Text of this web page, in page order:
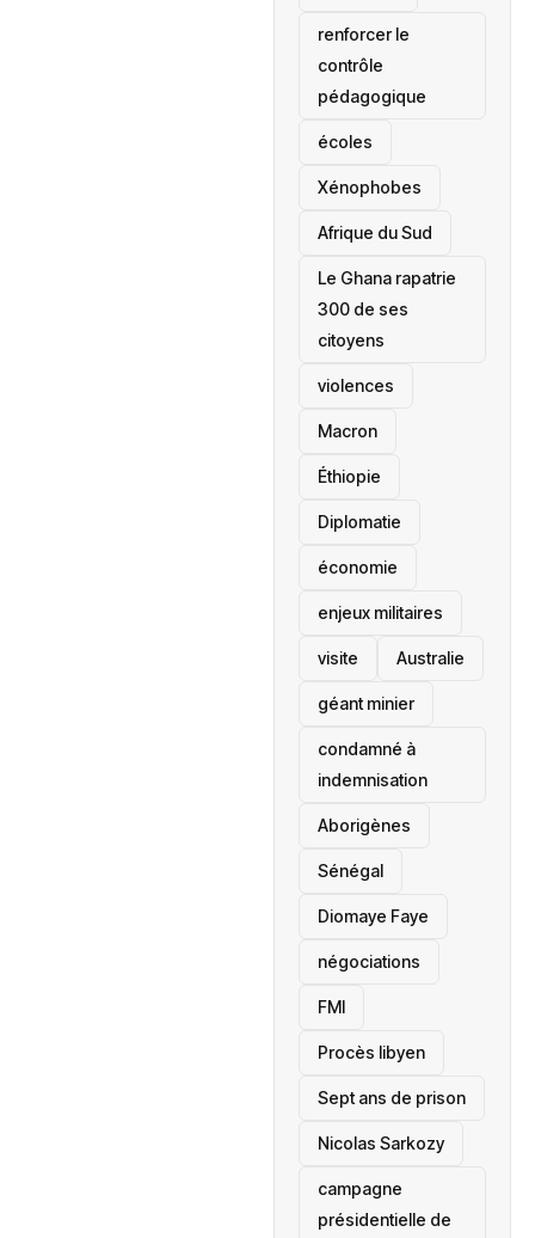
renforcer le
contrôle
pédagogique
écoles
‎Xénophobes
Afrique du Sud
Le Ghana rapatrie
300 de ses
citoyens
violences
Macron
Éthiopie
Diplomatie
économie
enjeux militaires
visite ‎Australie
géant minier
condamné à
indemnisation
Aborigènes
Sénégal
Diomaye Faye
négociations
FMI
Procès libyen
Sept ans de prison
Nicolas Sarkozy
campagne
présidentielle de